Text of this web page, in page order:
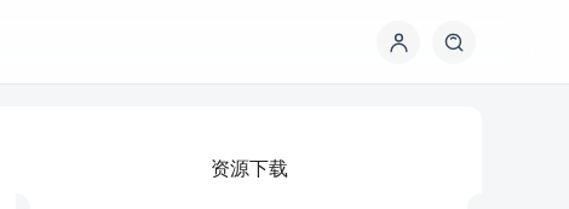
资源下载